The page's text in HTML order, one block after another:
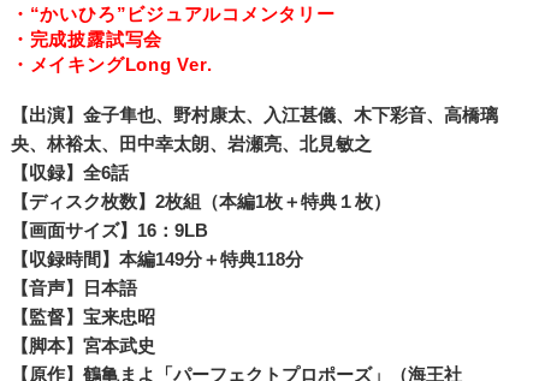
・“かいひろ”ビジュアルコメンタリー
・完成披露試写会
・メイキングLong Ver.
【出演】金子隼也、野村康太、入江甚儀、木下彩音、高橋璃
央、林裕太、田中幸太朗、岩瀬亮、北見敏之
【収録】全6話
【ディスク枚数】2枚組（本編1枚＋特典１枚）
【画面サイズ】16：9LB
【収録時間】本編149分＋特典118分
【音声】日本語
【監督】宝来忠昭
【脚本】宮本武史
【原作】鶴亀まよ「パーフェクトプロポーズ」（海王社